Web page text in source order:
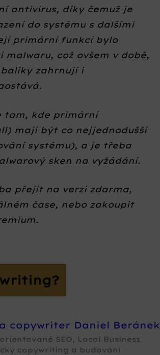
antivirus, díky čemuž je
do systému s dalšími
primární funkcí bylo
což ovšem v době,
zahrnují i
tam, kde primární
mají být co nejjednodušší
systému), a je třeba
sken na vyžádání.
přejít na verzi zdarma,
čase, nebo zakoupit
copywriter Daniel Beránek
SEO, Local Business
copywriting a budování